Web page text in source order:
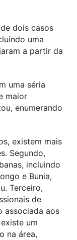
dois casos
uma
a partir da
uma séria
maior
enumerando
existem mais
Segundo,
incluindo
e Bunia,
Terceiro,
de
associada aos
um
na área,